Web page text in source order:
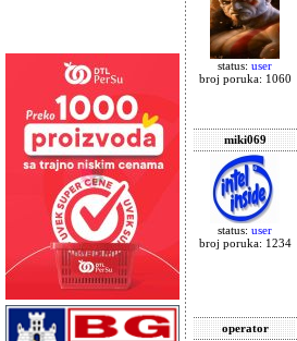
status: user
broj poruka: 1060
miki069
status: user
broj poruka: 1234
operator